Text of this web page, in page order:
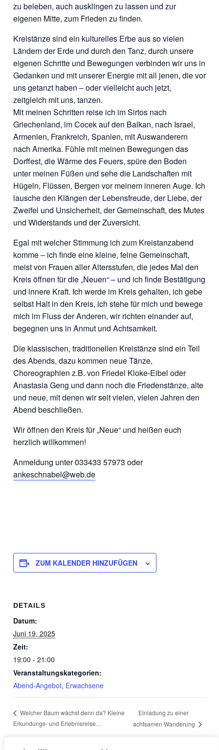
zu beleben, auch ausklingen zu lassen und zur
eigenen Mitte, zum Frieden zu finden.
Kreistänze sind ein kulturelles Erbe aus so vielen
Ländern der Erde und durch den Tanz, durch unsere
eigenen Schritte und Bewegungen verbinden wir uns in
Gedanken und mit unserer Energie mit all jenen, die vor
uns getanzt haben – oder vielleicht auch jetzt,
zeitgleich mit uns, tanzen.
Mit meinen Schritten reise ich im Sirtos nach
Griechenland, im Cocek auf den Balkan, nach Israel,
Armenien, Frankreich, Spanien, mit Auswanderern
nach Amerika. Fühle mit meinen Bewegungen das
Dorffest, die Wärme des Feuers, spüre den Boden
unter meinen Füßen und sehe die Landschaften mit
Hügeln, Flüssen, Bergen vor meinem inneren Auge. Ich
lausche den Klängen der Lebensfreude, der Liebe, der
Zweifel und Unsicherheit, der Gemeinschaft, des Mutes
und Widerstands und der Zuversicht.
Egal mit welcher Stimmung ich zum Kreistanzabend
komme – ich finde eine kleine, feine Gemeinschaft,
meist von Frauen aller Altersstufen, die jedes Mal den
Kreis öffnen für die „Neuen“ – und ich finde Bestätigung
und innere Kraft. Ich werde im Kreis gehalten, ich gebe
selbst Halt in den Kreis, ich stehe für mich und bewege
mich im Fluss der Anderen, wir richten einander auf,
begegnen uns in Anmut und Achtsamkeit.
Die klassischen, traditionellen Kreistänze sind ein Teil
des Abends, dazu kommen neue Tänze,
Choreographien z.B. von Friedel Kloke-Eibel oder
Anastasia Geng und dann noch die Friedenstänze, alte
und neue, mit denen wir seit vielen, vielen Jahren den
Abend beschließen.
Wir öffnen den Kreis für „Neue“ und heißen euch
herzlich willkommen!
Anmeldung unter 033433 57973 oder
ankeschnabel@web.de
ZUM KALENDER HINZUFÜGEN
DETAILS
Datum:
Juni 19, 2025
Zeit:
19:00 - 21:00
Veranstaltungskategorien:
Abend-Angebot, Erwachsene
Welcher Baum wächst denn da? Kleine
Erkundungs- und Erlebnisreise…
Einladung zu einer
achtsamen Wanderung